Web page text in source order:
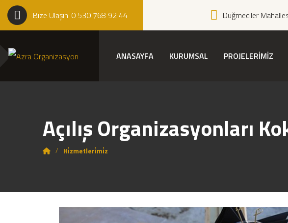
Bize Ulaşın 0 530 768 92 44 Düğmeciler
ANASAYFA KURUMSAL PROJELERİMİZ
Açılış Organizasyonları
Hi̇zmetleri̇mi̇z